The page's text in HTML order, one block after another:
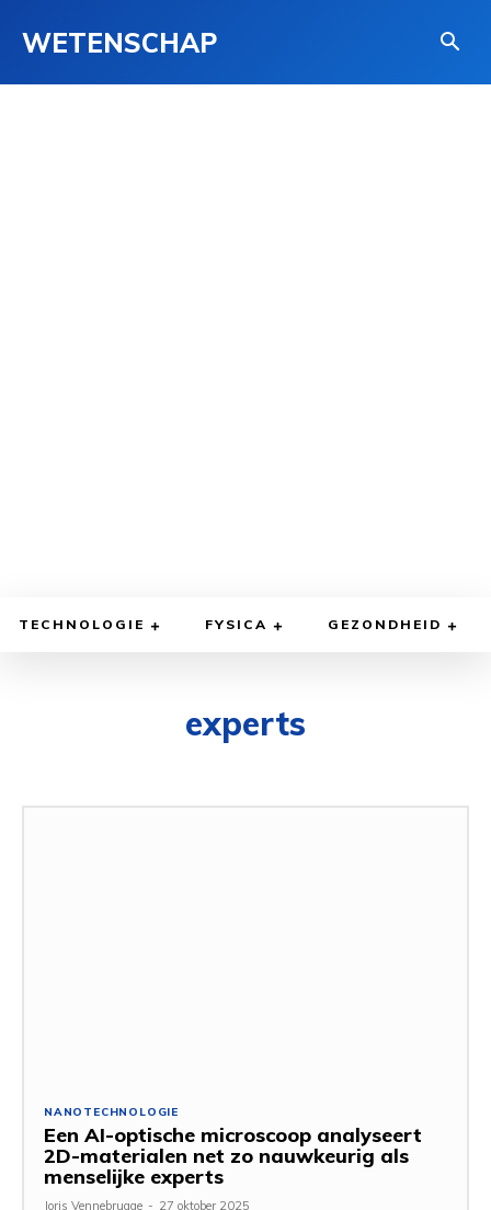
WETENSCHAP
TECHNOLOGIE FYSICA GEZONDHEID
experts
NANOTECHNOLOGIE
Een AI-optische microscoop analyseert
2D-materialen net zo nauwkeurig als
menselijke experts
Joris Vennebrugge - 27 oktober 2025